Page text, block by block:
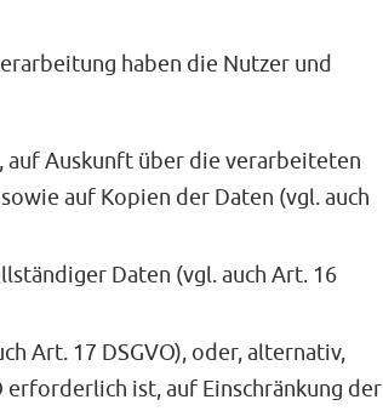
haben die Nutzer und
Auskunft über die verarbeiteten
auf Kopien der Daten (vgl. auch
Daten (vgl. auch Art. 16
Art. 17 DSGVO), oder, alternativ,
ist, auf Einschränkung der